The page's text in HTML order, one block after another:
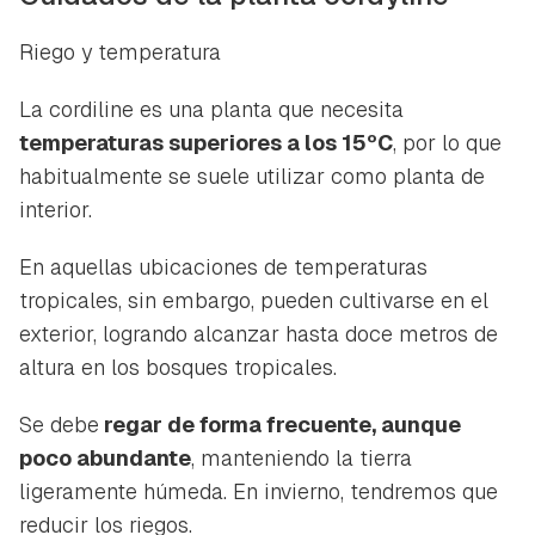
CANCELAR
Riego y temperatura
La cordiline es una planta que necesita
temperaturas superiores a los 15ºC, por lo que
habitualmente se suele utilizar como planta de
interior.
En aquellas ubicaciones de temperaturas
tropicales, sin embargo, pueden cultivarse en el
exterior, logrando alcanzar hasta doce metros de
altura en los bosques tropicales.
Se debe regar de forma frecuente, aunque
poco abundante, manteniendo la tierra
ligeramente húmeda. En invierno, tendremos que
reducir los riegos.